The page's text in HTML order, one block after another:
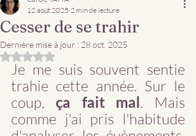
Cesser de se trahir
12 août 2025 2 min de lecture
Dernière mise à jour : 28 oct. 2025
Noté NaN étoiles sur 5.
Je me suis souvent sentie
trahie cette année. Sur le
coup, ça fait mal. Mais
comme j'ai pris l'habitude